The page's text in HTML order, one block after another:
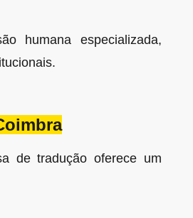
humana especializada,
de tradução oferece um